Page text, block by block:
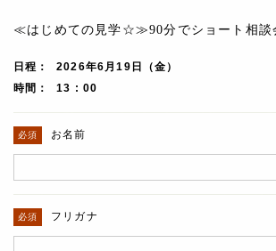
≪はじめての見学☆≫90分でショート相談
日程
2026年6月19日（金）
時間
13 : 00
お名前
フリガナ